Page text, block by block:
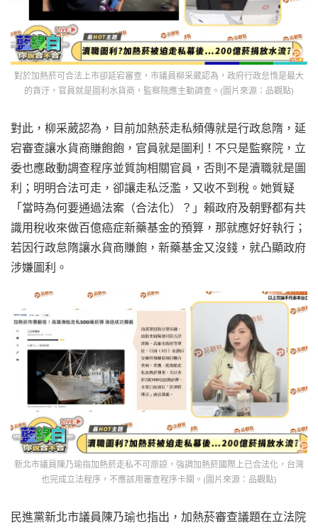
對於加熱菸可合法上市卻延宕審查，市議員柳采葳認為，政府行政怠惰是最大
的貪汙，官員就是圖利水貨商，監察院應主動調查。(圖片來源：品觀點)
對此，柳采葳認為，目前加熱菸走私頻傳就是行政怠隋，延
宕審查讓水貨商賺飽飽，官員就是圖利！不只是監察院，立
委也應啟動調查程序並質詢相關官員，否則不是瀆職就是圖
利；明明合法可走，卻讓走私泛濫，又收不到稅。她質疑
「當時為何要通過法案（合法化）？」賴政府及朝野都有共
識用稅收來做百億癌症新藥基金的預算，那就應好好執行；
若因行政怠隋讓水貨商賺飽，新藥基金又沒錢，就凸顯政府
涉嫌圖利。
新北市議員陳乃瑜指加熱菸走私不可原諒，強調加熱菸國際上已合法化，台灣
也完成立法程序，不應該用審查程序卡關。(圖片來源：品觀點)
民進黨新北市議員陳乃瑜也指出，加熱菸審查議題在立法院